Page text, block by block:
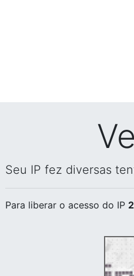
Seu IP fez diversas
Para liberar o acesso do IP